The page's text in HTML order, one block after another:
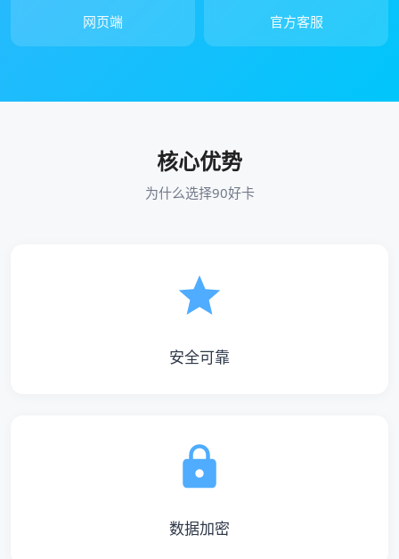
网页端 官方客服
核心优势
为什么选择90好卡
安全可靠
数据加密